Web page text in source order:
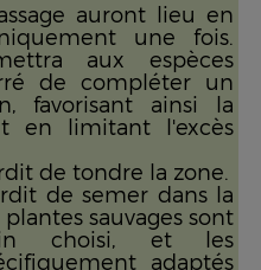
auront lieu en
une fois.
aux espèces
de compléter un
favorisant ainsi la
en limitant l'excès
de tondre la zone.
de semer dans la
sauvages sont
choisi, et les
adaptés